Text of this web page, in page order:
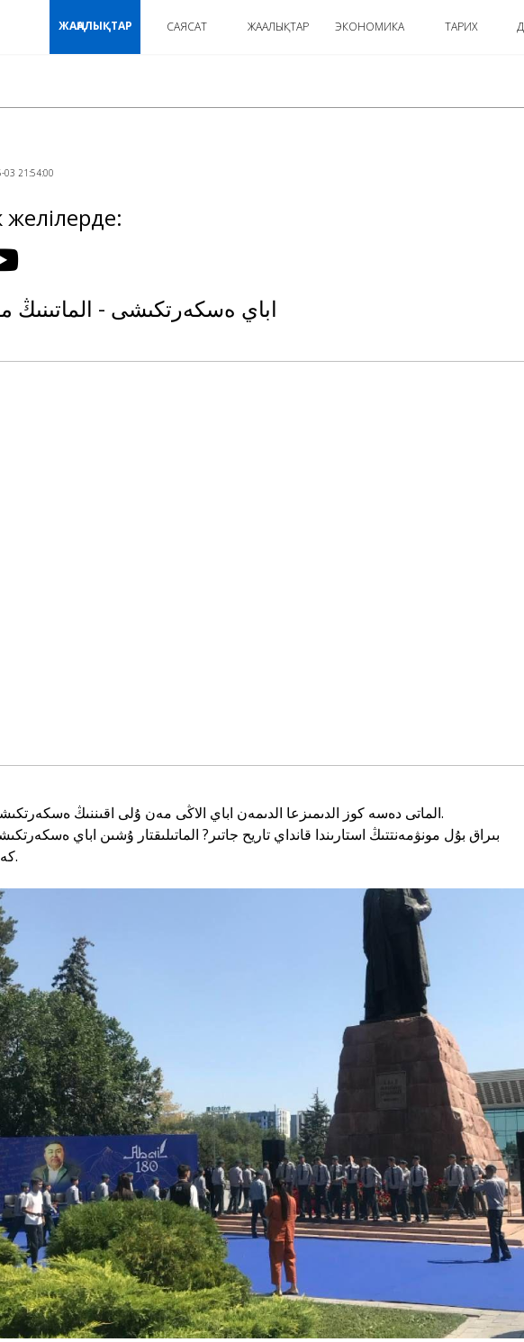
ЖАҢАЛЫҚТАР САЯСАТ ЖАҢАЛЫҚТАР ЭКОНОМИКА ТАРИХ
03 21:54:00
желілерде:
اباي ەسكەرتكىشى -
الماتى دەسە كوز الدىمىزعا الدىمەن اباي الاڭى مەن ۇلى اقىننىڭ ەسكەرتكىشى كەلەدى.
كەزدەسۋ ورنى.